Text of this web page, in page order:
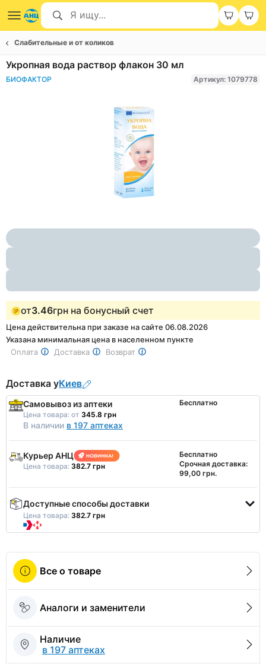
Слабительные и от коликов
Укропная вода раствор флакон 30 мл
БИОФАКТОР Артикул: 1079778
1
of
от3.46грн на бонусный счет
Цена действительна при заказе на сайте 06.08.2026
Указана минимальная цена в населенном пункте
Оплата
Доставка Возврат
Доставка уКиев
Самовывоз из аптеки
Цена товара: от 345.8 грн
В наличии в 197 аптеках
Бесплатно
Курьер АНЦ
Цена товара: 382.7 грн
Бесплатно
Срочная доставка:
99,00 грн.
Доступные способы доставки
Цена товара: 382.7 грн
Все о товаре
Аналоги и заменители
Наличие
в 197 аптеках